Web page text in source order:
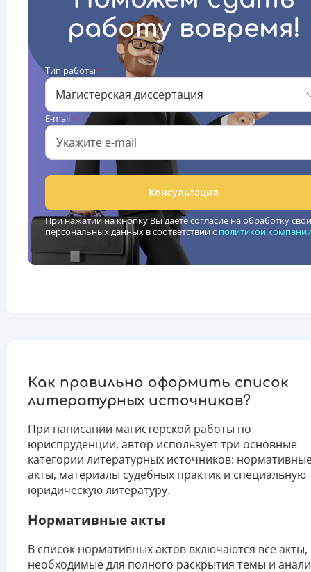
работу вовремя!
Тип работы *
Магистерская диссертация
E-mail *
Консультация
При нажатии на кнопку Вы даете согласие на обработку
персональных данных в соответствии с политикой
Как правильно оформить список
литературных источников?
При написании магистерской работы по
юриспруденции, автор использует три основные
категории литературных источников:
акты, материалы судебных практик и специальную
юридическую литературу.
Нормативные акты
В список нормативных актов включаются все акты,
необходимые для полного раскрытия темы и